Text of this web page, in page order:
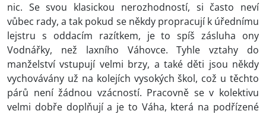
nic. Se svou klasickou nerozhodností, si často neví
vůbec rady, a tak pokud se někdy propracují k úřednímu
lejstru s oddacím razítkem, je to spíš zásluha ony
Vodnářky, než laxního Váhovce. Tyhle vztahy do
manželství vstupují velmi brzy, a také děti jsou někdy
vychovávány už na kolejích vysokých škol, což u těchto
párů není žádnou vzácností. Pracovně se v kolektivu
velmi dobře doplňují a je to Váha, která na podřízené